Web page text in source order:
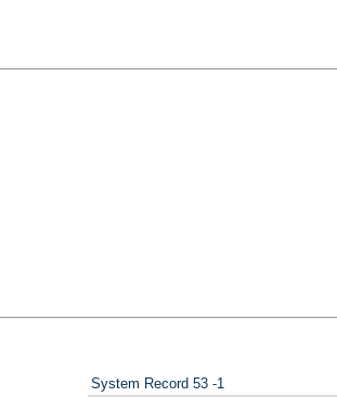
System Record 53 -1